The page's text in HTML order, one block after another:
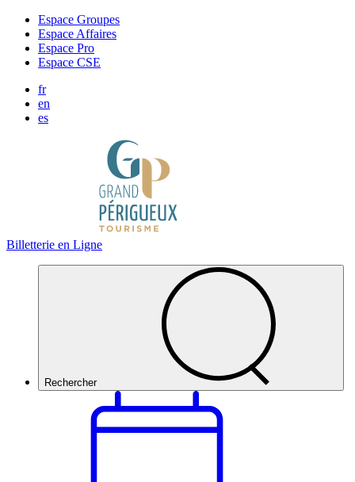
Espace Groupes
Espace Affaires
Espace Pro
Espace CSE
fr
en
es
Billetterie en Ligne
Rechercher